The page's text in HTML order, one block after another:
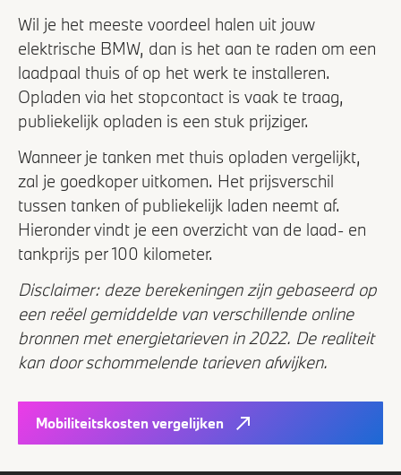
Wil je het meeste voordeel halen uit jouw
elektrische BMW, dan is het aan te raden om een
laadpaal thuis of op het werk te installeren.
Opladen via het stopcontact is vaak te traag,
publiekelijk opladen is een stuk prijziger.
Wanneer je tanken met thuis opladen vergelijkt,
zal je goedkoper uitkomen. Het prijsverschil
tussen tanken of publiekelijk laden neemt af.
Hieronder vindt je een overzicht van de laad- en
tankprijs per 100 kilometer.
Disclaimer: deze berekeningen zijn gebaseerd op
een reëel gemiddelde van verschillende online
bronnen met energietarieven in 2022. De realiteit
kan door schommelende tarieven afwijken.
Mobiliteitskosten vergelijken